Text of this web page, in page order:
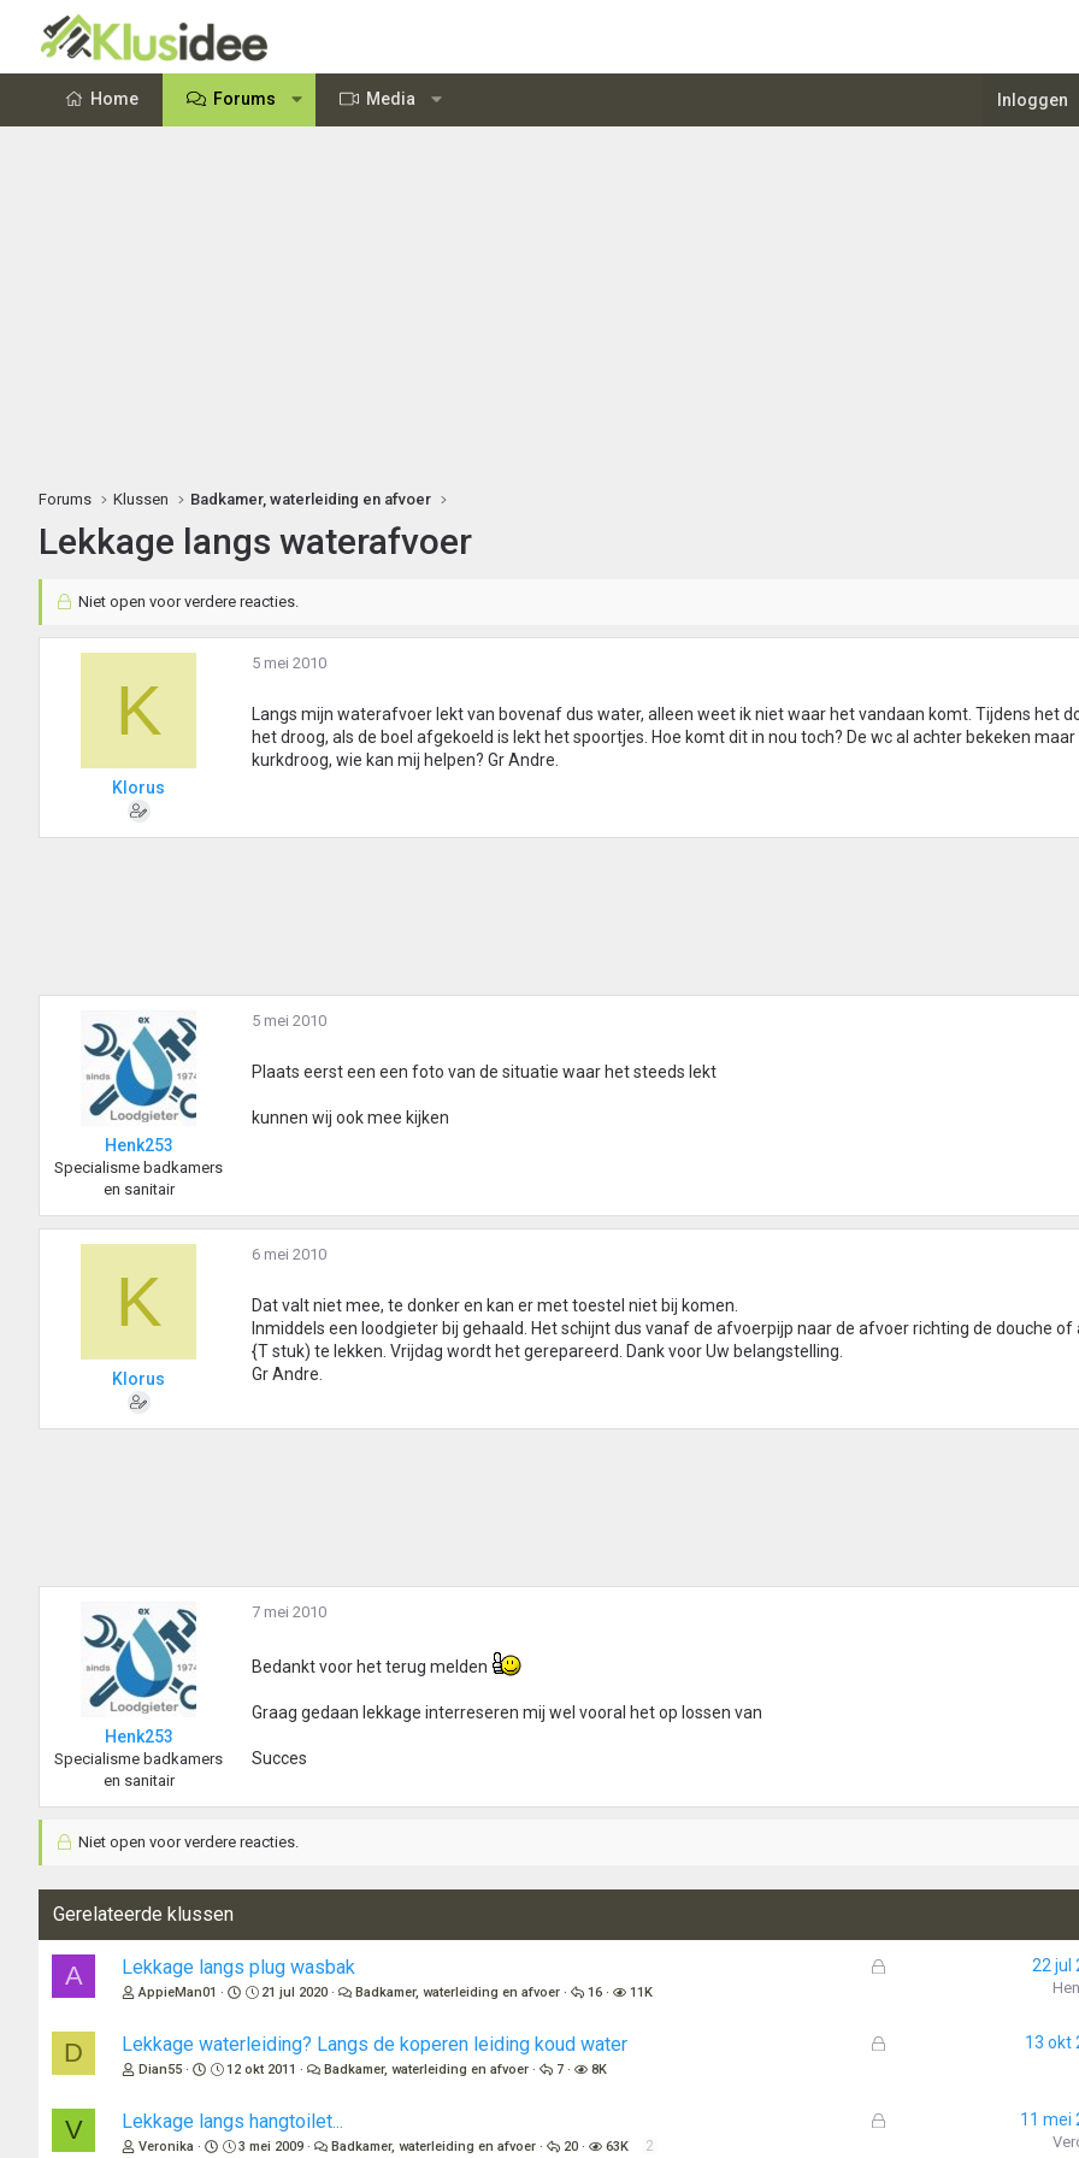
Home Forums Media Inloggen
Forums Klussen Badkamer, waterleiding en afvoer
Lekkage langs waterafvoer
Niet open voor verdere reacties.
K
Klorus
5 mei 2010
Langs mijn waterafvoer lekt van bovenaf dus water, alleen weet ik niet waar het vandaan komt. Tijdens het
het droog, als de boel afgekoeld is lekt het spoortjes. Hoe komt dit in nou toch? De wc al achter bekeken maar
kurkdroog, wie kan mij helpen? Gr Andre.
Henk253
Specialisme badkamers
en sanitair
5 mei 2010
Plaats eerst een een foto van de situatie waar het steeds lekt
kunnen wij ook mee kijken
K
Klorus
6 mei 2010
Dat valt niet mee, te donker en kan er met toestel niet bij komen.
Inmiddels een loodgieter bij gehaald. Het schijnt dus vanaf de afvoerpijp naar de afvoer richting de douche of
{T stuk) te lekken. Vrijdag wordt het gerepareerd. Dank voor Uw belangstelling.
Gr Andre.
Henk253
Specialisme badkamers
en sanitair
7 mei 2010
Bedankt voor het terug melden
Graag gedaan lekkage interreseren mij wel vooral het op lossen van
Succes
Niet open voor verdere reacties.
Gerelateerde klussen
A
G
o
n
Lekkage langs plug wasbak
AppieMan01 21 jul 2020 Badkamer, waterleiding en afvoer 16 11K
22 jul
D
G
o
Lekkage waterleiding? Langs de koperen leiding koud water
Dian55 12 okt 2011 Badkamer, waterleiding en afvoer 7 8K
13 okt
V
G
Lekkage langs hangtoilet...
Veronika 3 mei 2009 Badkamer, waterleiding en afvoer 20 63K 2
11 mei